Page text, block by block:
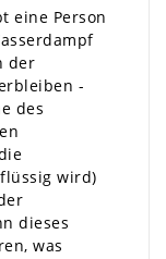
eine Person
der
-
des
wird)
dieses
was